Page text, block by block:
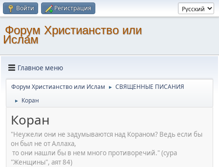
Войти Регистрация
Форум Христианство или
Ислам
Главное меню
Форум Христианство или Ислам ► СВЯЩЕННЫЕ ПИСАНИЯ
► Коран
Коран
"Неужели они не задумываются над Кораном? Ведь если бы
он был не от Аллаха,
то они нашли бы в нем много противоречий." (сура
"Женщины", аят 84)